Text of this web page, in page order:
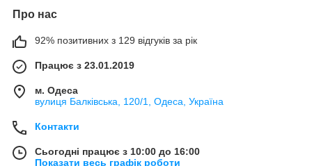
Про нас
92% позитивних з 129 відгуків за рік
Працює з 23.01.2019
м. Одеса
вулиця Балківська, 120/1, Одеса, Україна
Контакти
Сьогодні працює з 10:00 до 16:00
Показати весь графік роботи